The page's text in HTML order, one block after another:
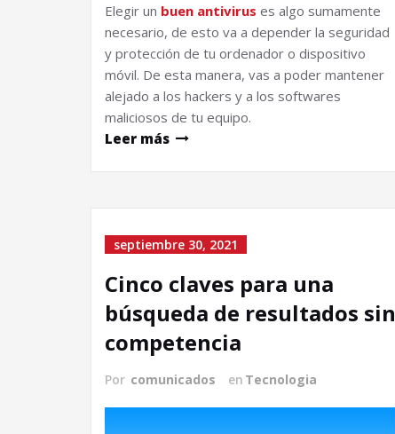
Elegir un buen antivirus es algo sumamente
necesario, de esto va a depender la seguridad
y protección de tu ordenador o dispositivo
móvil. De esta manera, vas a poder mantener
alejado a los hackers y a los softwares
maliciosos de tu equipo.
Leer más
septiembre 30, 2021
Cinco claves para una
búsqueda de resultados sin
competencia
Por comunicados en Tecnologia